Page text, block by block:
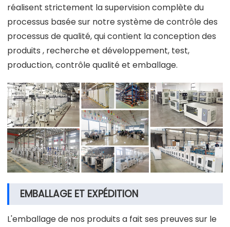
réalisent strictement la supervision complète du
processus basée sur notre système de contrôle des
processus de qualité, qui contient la conception des
produits , recherche et développement, test,
production, contrôle qualité et emballage.
EMBALLAGE ET EXPÉDITION
L'emballage de nos produits a fait ses preuves sur le